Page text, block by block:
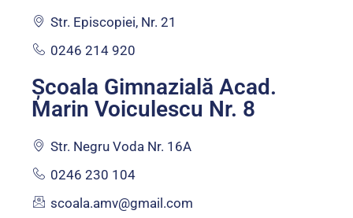
Str. Episcopiei, Nr. 21
0246 214 920
Școala Gimnazială Acad.
Marin Voiculescu Nr. 8
Str. Negru Voda Nr. 16A
0246 230 104
scoala.amv@gmail.com